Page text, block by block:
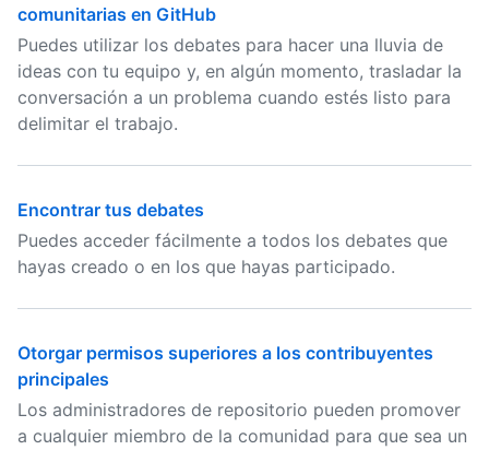
comunitarias en GitHub
Puedes utilizar los debates para hacer una lluvia de
ideas con tu equipo y, en algún momento, trasladar la
conversación a un problema cuando estés listo para
delimitar el trabajo.
Encontrar tus debates
Puedes acceder fácilmente a todos los debates que
hayas creado o en los que hayas participado.
Otorgar permisos superiores a los contribuyentes
principales
Los administradores de repositorio pueden promover
a cualquier miembro de la comunidad para que sea un